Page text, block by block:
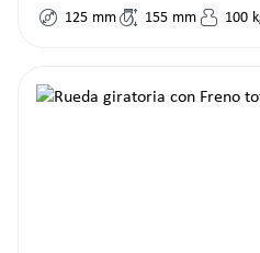
125 mm 155 mm 100